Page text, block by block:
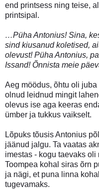
end printsess ning teise,
printsipal.
…Püha Antonius! Sina,
sind kiusanud koletised,
olevust! Püha Antonius,
Issand! Õnnista meie
Aeg möödus, õhtu oli
olnud leidnud mingit
olevus ise aga keeras
ümber ja tukkus vaikselt.
Lõpuks tõusis Antonius
jäänud jalgu. Ta vaatas
imestas - kogu taevaks
Toompea kohal siras õrn
ja nägi, et puna linna
tugevamaks.